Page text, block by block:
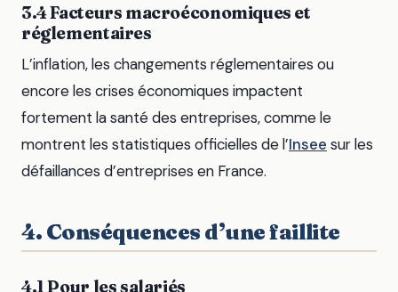
3.4 Facteurs macroéconomiques et
réglementaires
L’inflation, les changements réglementaires ou
encore les crises économiques impactent
fortement la santé des entreprises, comme le
montrent les statistiques officielles de l’Insee sur les
défaillances d’entreprises en France.
4. Conséquences d’une faillite
4.1 Pour les salariés